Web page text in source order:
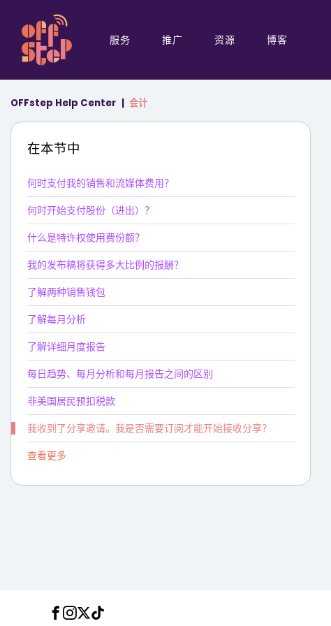
服务 推广 资源 博客
OFFstep Help Center 会计
在本节中
何时支付我的销售和流媒体费用？
何时开始支付股份（进出）？
什么是特许权使用费份额？
我的发布稿将获得多大比例的报酬？
了解两种销售钱包
了解每月分析
了解详细月度报告
每日趋势、每月分析和每月报告之间的区别
非美国居民预扣税款
我收到了分享邀请。我是否需要订阅才能开始接收分享？
查看更多
Facebook
Instagram
Twitter
TikTok